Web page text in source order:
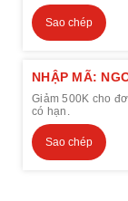
Sao chép
NHẬP MÃ:
Giảm 500K cho
có hạn.
Sao chép